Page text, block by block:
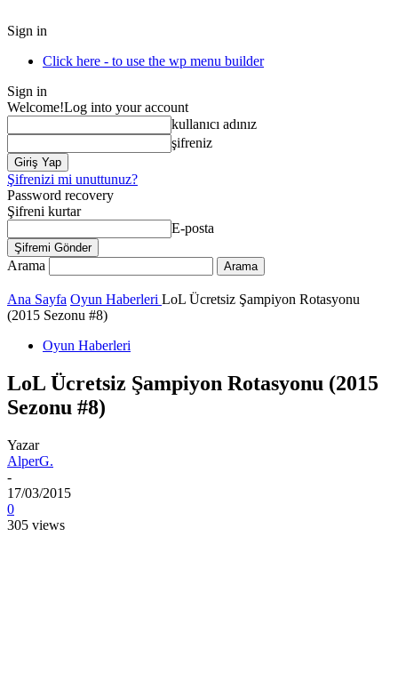
Sign in
Click here - to use the wp menu builder
Sign in
Welcome!Log into your account
kullanıcı adınız
şifreniz
Şifrenizi mi unuttunuz?
Password recovery
Şifreni kurtar
E-posta
Arama
Ana Sayfa Oyun Haberleri LoL Ücretsiz Şampiyon Rotasyonu
(2015 Sezonu #8)
Oyun Haberleri
LoL Ücretsiz Şampiyon Rotasyonu (2015
Sezonu #8)
Yazar
AlperG.
-
17/03/2015
0
305 views